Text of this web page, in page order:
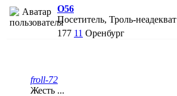
O56
Посетитель, Троль-неадекват
177 11 Оренбург
froll-72
Жесть ...